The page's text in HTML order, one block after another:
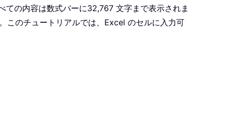
の内容は数式バーに32,767 文字まで表示されま
このチュートリアルでは、Excel のセルに入力可